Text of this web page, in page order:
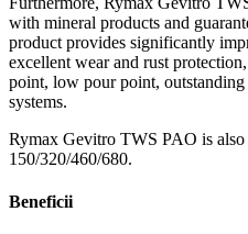
with mineral products and
product provides significantly
excellent wear and rust
point, low pour point,
systems.
Rymax Gevitro TWS PAO is
150/320/460/680.
Beneficii